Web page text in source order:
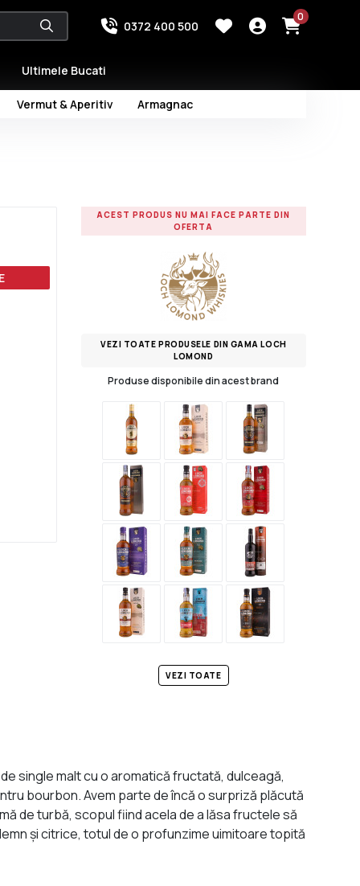
0372 400 500
0
Vermut & Aperitiv Armagnac
Ultimele Bucati
ACEST PRODUS NU MAI FACE PARTE DIN
OFERTA
VEZI TOATE PRODUSELE DIN GAMA LOCH
LOMOND
Produse disponibile din acest brand
VEZI TOATE
single malt cu o aromatică fructată, dulceagă,
bourbon. Avem parte de încă o surpriză plăcută
de turbă, scopul fiind acela de a lăsa fructele să
şi citrice, totul de o profunzime uimitoare topită